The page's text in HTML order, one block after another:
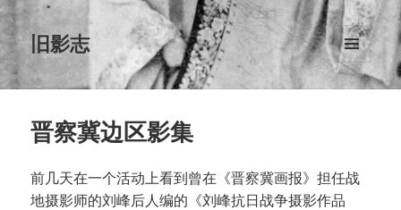
旧影志
菜单和
挂件
晋察冀边区影集
前几天在一个活动上看到曾在《晋察冀画报》担任战
地摄影师的刘峰后人编的《刘峰抗日战争摄影作品